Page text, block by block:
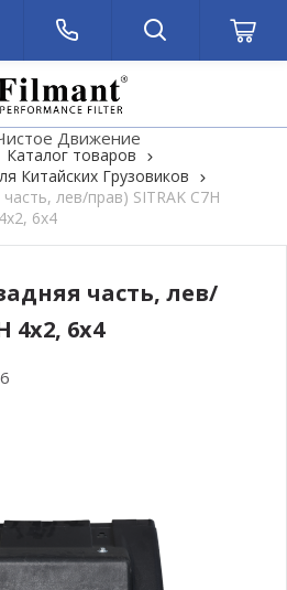
Движение
Каталог товаров
Китайских Грузовиков
лев/прав) SITRAK C7H
4х2, 6х4
часть, лев/
4х2, 6х4